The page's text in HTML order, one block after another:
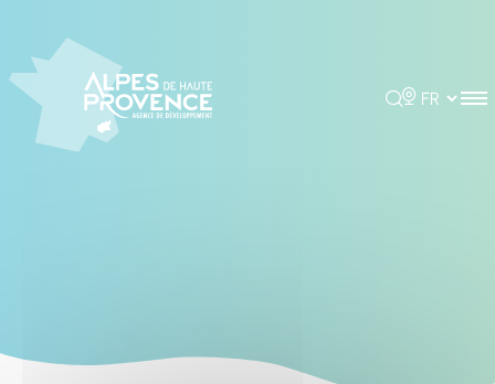
Rechercher
Choisir la